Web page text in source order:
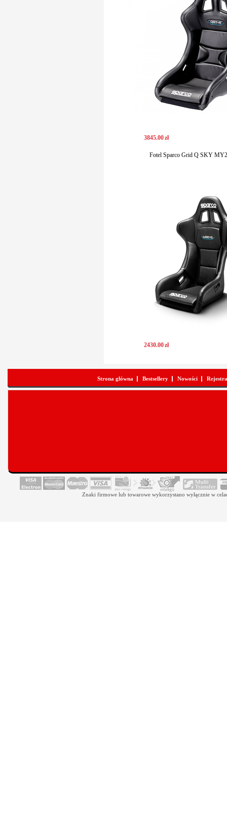
3845.00zł
Fotel Sparco Grid Q SKY
2430.00zł
Strona główna Bestsellery Nowości
Znaki firmowe lub towarowe wykorzystano wyłącznie w